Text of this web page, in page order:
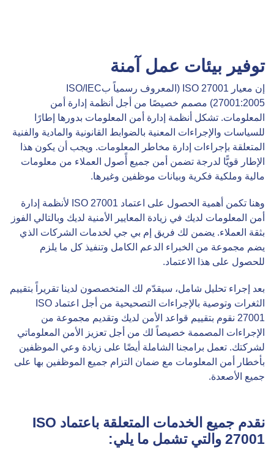
توفير بيئات عمل آمنة
إن معيار ISO 27001 (المعروف رسمياً بISO/IEC
27001:2005) مصمم خصيصًا من أجل أنظمة إدارة أمن
المعلومات. تشكل أنظمة إدارة أمن المعلومات بدورها إطارًا
للسياسات والإجراءات المعنية بالضوابط القانونية والمادية والفنية
المتعلقة بإجراءات إدارة مخاطر المعلومات. ويجب أن يكون هذا
الإطار قويًّا لدرجة تضمن أمن جميع أًصول العملاء من معلومات
مالية وملكية فكرية وبيانات موظفين وغيرها.
وهنا تكمن أهمية الحصول على اعتماد ISO 27001 لأنظمة إدارة
أمن المعلومات لديك في زيادة المعايير الأمنية لديك وبالتالي الفوز
بثقة العملاء. يضمن لك فريق إم بي جي لخدمات الشركات الذي
يضم مجموعة من الخبراء الدعم الكامل وتنفيذ كل ما يلزم
للحصول على هذا الاعتماد.
بعد إجراء تحليل شامل، سيقدّم لك المتخصصون لدينا تقريراً بتقييم
الثغرات وتوصية بالإجراءات التصحيحية من أجل اعتماد ISO
27001 نقوم بتقييم قواعد الأمن لديك وتقديم مجموعة من
الإجراءات المصممة خصيصاً لك من أجل تعزيز الأمن المعلوماتي
لشركتك. تعمل برامجنا الشاملة أيضًا على زيادة وعي الموظفين
بأخطار أمن المعلومات مع ضمان التزام جميع الموظفين بها على
جميع الأصعدة.
نقدم جميع الخدمات المتعلقة باعتماد ISO
27001 والتي تشمل ما يلي: